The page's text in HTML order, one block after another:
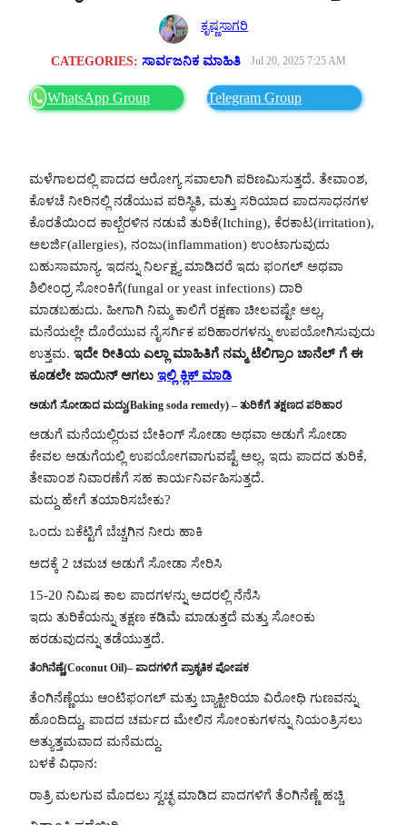
ಕೃಷ್ಣಸಾಗರಿ
CATEGORIES:ಸಾರ್ವಜನಿಕ ಮಾಹಿತಿ Jul 20, 2025 7:25 AM
WhatsApp Group Telegram Group
ಮಳೆಗಾಲದಲ್ಲಿ ಪಾದದ ಆರೋಗ್ಯ ಸವಾಲಾಗಿ ಪರಿಣಮಿಸುತ್ತದೆ. ತೇವಾಂಶ,
ಕೊಳಚೆ ನೀರಿನಲ್ಲಿ ನಡೆಯುವ ಪರಿಸ್ಥಿತಿ, ಮತ್ತು ಸರಿಯಾದ ಪಾದಸಾಧನಗಳ
ಕೊರತೆಯಿಂದ ಕಾಲ್ಬೆರಳಿನ ನಡುವೆ ತುರಿಕೆ(Itching), ಕೆರಕಾಟ(irritation),
ಅಲರ್ಜಿ(allergies), ನಂಜು(inflammation) ಉಂಟಾಗುವುದು
ಬಹುಸಾಮಾನ್ಯ. ಇದನ್ನು ನಿರ್ಲಕ್ಷ್ಯ ಮಾಡಿದರೆ ಇದು ಫಂಗಲ್‌ ಅಥವಾ
ಶಿಲೀಂಧ್ರ ಸೋಂಕಿಗೆ(fungal or yeast infections) ದಾರಿ
ಮಾಡಬಹುದು. ಹೀಗಾಗಿ ನಿಮ್ಮ ಕಾಲಿಗೆ ರಕ್ಷಣಾ ಚೀಲವಷ್ಟೇ ಅಲ್ಲ,
ಮನೆಯಲ್ಲೇ ದೊರೆಯುವ ನೈಸರ್ಗಿಕ ಪರಿಹಾರಗಳನ್ನು ಉಪಯೋಗಿಸುವುದು
ಉತ್ತಮ. ಇದೇ ರೀತಿಯ ಎಲ್ಲಾ ಮಾಹಿತಿಗೆ ನಮ್ಮ ಟೆಲಿಗ್ರಾಂ ಚಾನೆಲ್ ಗೆ ಈ
ಕೂಡಲೇ ಜಾಯಿನ್ ಆಗಲು ಇಲ್ಲಿ ಕ್ಲಿಕ್ ಮಾಡಿ
ಅಡುಗೆ ಸೋಡಾದ ಮದ್ದು(Baking soda remedy) – ತುರಿಕೆಗೆ ತಕ್ಷಣದ ಪರಿಹಾರ
ಅಡುಗೆ ಮನೆಯಲ್ಲಿರುವ ಬೇಕಿಂಗ್ ಸೋಡಾ ಅಥವಾ ಅಡುಗೆ ಸೋಡಾ
ಕೇವಲ ಅಡುಗೆಯಲ್ಲಿ ಉಪಯೋಗವಾಗುವಷ್ಟೆ ಅಲ್ಲ, ಇದು ಪಾದದ ತುರಿಕೆ,
ತೇವಾಂಶ ನಿವಾರಣೆಗೆ ಸಹ ಕಾರ್ಯನಿರ್ವಹಿಸುತ್ತದೆ.
ಮದ್ದು ಹೇಗೆ ತಯಾರಿಸಬೇಕು?
ಒಂದು ಬಕೆಟ್ಟಿಗೆ ಬೆಚ್ಚಗಿನ ನೀರು ಹಾಕಿ
ಅದಕ್ಕೆ 2 ಚಮಚ ಅಡುಗೆ ಸೋಡಾ ಸೇರಿಸಿ
15-20 ನಿಮಿಷ ಕಾಲ ಪಾದಗಳನ್ನು ಅದರಲ್ಲಿ ನೆನೆಸಿ
ಇದು ತುರಿಕೆಯನ್ನು ತಕ್ಷಣ ಕಡಿಮೆ ಮಾಡುತ್ತದೆ ಮತ್ತು ಸೋಂಕು
ಹರಡುವುದನ್ನು ತಡೆಯುತ್ತದೆ.
ತೆಂಗಿನೆಣ್ಣೆ(Coconut Oil)– ಪಾದಗಳಿಗೆ ಪ್ರಾಕೃತಿಕ ಪೋಷಕ
ತೆಂಗಿನೆಣ್ಣೆಯು ಆಂಟಿಫಂಗಲ್ ಮತ್ತು ಬ್ಯಾಕ್ಟೀರಿಯಾ ವಿರೋಧಿ ಗುಣವನ್ನು
ಹೊಂದಿದ್ದು, ಪಾದದ ಚರ್ಮದ ಮೇಲಿನ ಸೋಂಕುಗಳನ್ನು ನಿಯಂತ್ರಿಸಲು
ಅತ್ಯುತ್ತಮವಾದ ಮನೆಮದ್ದು.
ಬಳಕೆ ವಿಧಾನ:
ರಾತ್ರಿ ಮಲಗುವ ಮೊದಲು ಸ್ವಚ್ಛ ಮಾಡಿದ ಪಾದಗಳಿಗೆ ತೆಂಗಿನೆಣ್ಣೆ ಹಚ್ಚಿ